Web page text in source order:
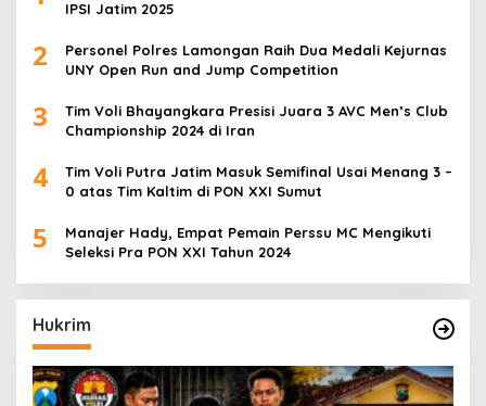
IPSI Jatim 2025
2
Personel Polres Lamongan Raih Dua Medali Kejurnas
UNY Open Run and Jump Competition
3
Tim Voli Bhayangkara Presisi Juara 3 AVC Men’s Club
Championship 2024 di Iran
4
Tim Voli Putra Jatim Masuk Semifinal Usai Menang 3 –
0 atas Tim Kaltim di PON XXI Sumut
5
Manajer Hady, Empat Pemain Perssu MC Mengikuti
Seleksi Pra PON XXI Tahun 2024
Hukrim